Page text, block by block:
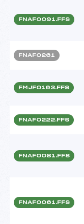
FNAF0091.FFS
FNAF0261
FMJF0163.FFS
FNAF0222.FFS
FNAF0081.FFS
FNAF0061.FFS